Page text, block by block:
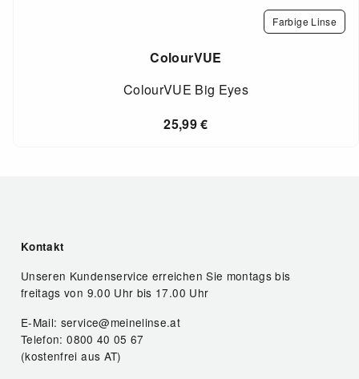
Farbige Linse
ColourVUE
ColourVUE Big Eyes
25,99€
Kontakt
Unseren Kundenservice erreichen Sie montags bis
freitags von 9.00 Uhr bis 17.00 Uhr
E-Mail: service@meinelinse.at
Telefon: 0800 40 05 67
(kostenfrei aus AT)